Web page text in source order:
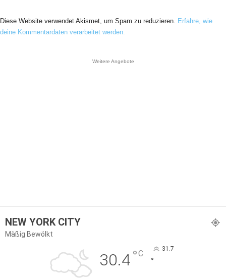
Diese Website verwendet Akismet, um Spam zu reduzieren.
Erfahre, wie
deine Kommentardaten verarbeitet werden.
Weitere Angebote
NEW YORK CITY
Mäßig Bewölkt
30.4°C 31.7
°